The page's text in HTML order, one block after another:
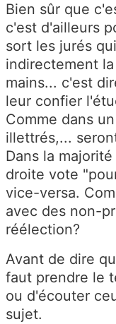
Bien sûr que
c'est d'ailleurs
sort les jurés
indirectement
mains... c'est
leur confier
Comme dans
illettrés,...
Dans la
droite vote
vice-versa.
avec des non-
réélection?
Avant de dire
faut prendre le
ou d'écouter
sujet.